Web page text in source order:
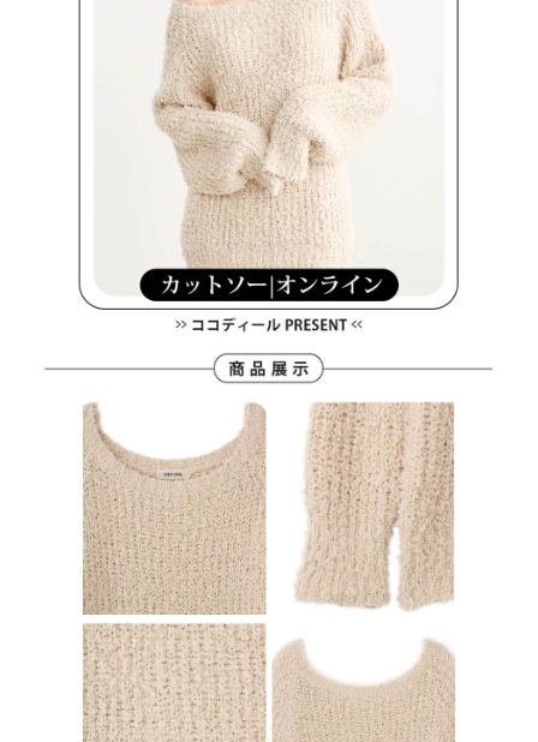
１．透過由恩沛科技股份有限公司提供之「AFTEE先享後付」服務完成之交
易，需依本服務之必要範圍內提供個人資料，並將交易相關給付款項請求債
權轉讓予恩沛科技股份有限公司。
２．關於個人資料處理事宜，請瀏覽以下網址：
https://aftee.tw/terms/#terms3
３．未成年的使用者請事先徵得法定代理人或監護人之同意方可使用
「AFTEE先享後付」，若未經同意申辦者引起之損失，本公司不負相關責
４．使用「AFTEE先享後付」時，將依據個別帳號之用戶狀況，依本公司即
時審查核予不同之上限額度；若仍有額度不足之情形，本公司將視審查結果
請求用戶進行身份認證。
５．嚴禁一人註冊多個帳號或使用他人資訊註冊。若發現惡意使用之情形，
恩沛科技股份有限公司將有權停止該用戶之使用額度並採取法律行動。
每筆NT$80，滿NT$2,000(含以上)免運費
每筆NT$80，滿NT$2,000(含以上)免運費
每筆NT$80，滿NT$2,000(含以上)免運費
每筆NT$280，滿NT$2,000(含以上)免運費